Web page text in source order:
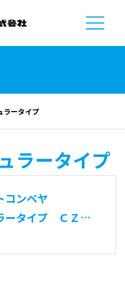
ラータイプ
ラータイプ
コンベヤ
ータイプ ＣＺ型
ＣＺＶ型